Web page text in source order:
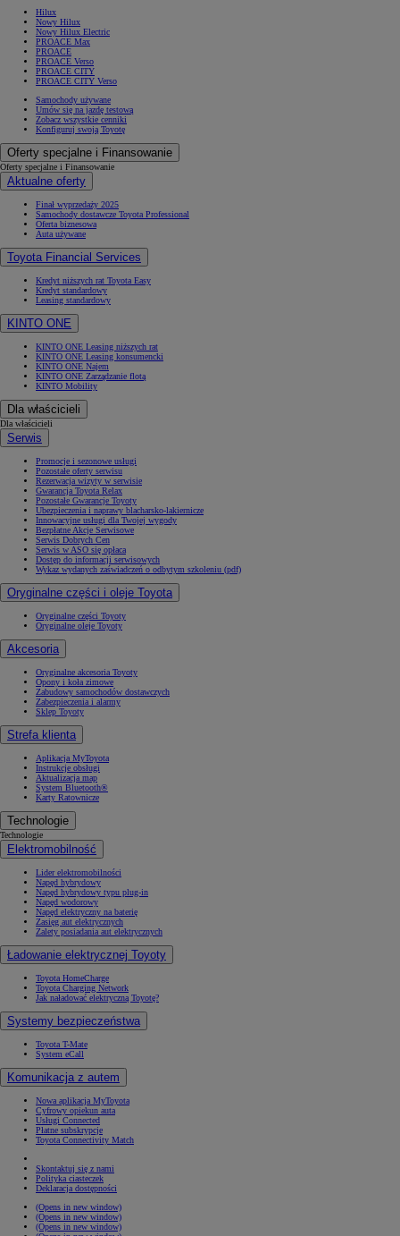
Hilux
Nowy Hilux
Nowy Hilux Electric
PROACE Max
PROACE
PROACE Verso
PROACE CITY
PROACE CITY Verso
Samochody używane
Umów się na jazdę testową
Zobacz wszystkie cenniki
Konfiguruj swoją Toyotę
Oferty specjalne i Finansowanie
Oferty specjalne i Finansowanie
Aktualne oferty
Finał wyprzedaży 2025
Samochody dostawcze Toyota Professional
Oferta biznesowa
Auta używane
Toyota Financial Services
Kredyt niższych rat Toyota Easy
Kredyt standardowy
Leasing standardowy
KINTO ONE
KINTO ONE Leasing niższych rat
KINTO ONE Leasing konsumencki
KINTO ONE Najem
KINTO ONE Zarządzanie flotą
KINTO Mobility
Dla właścicieli
Dla właścicieli
Serwis
Promocje i sezonowe usługi
Pozostałe oferty serwisu
Rezerwacja wizyty w serwisie
Gwarancja Toyota Relax
Pozostałe Gwarancje Toyoty
Ubezpieczenia i naprawy blacharsko-lakiernicze
Innowacyjne usługi dla Twojej wygody
Bezpłatne Akcje Serwisowe
Serwis Dobrych Cen
Serwis w ASO się opłaca
Dostęp do informacji serwisowych
Wykaz wydanych zaświadczeń o odbytym szkoleniu (pdf)
Oryginalne części i oleje Toyota
Oryginalne części Toyoty
Oryginalne oleje Toyoty
Akcesoria
Oryginalne akcesoria Toyoty
Opony i koła zimowe
Zabudowy samochodów dostawczych
Zabezpieczenia i alarmy
Sklep Toyoty
Strefa klienta
Aplikacja MyToyota
Instrukcje obsługi
Aktualizacja map
System Bluetooth®
Karty Ratownicze
Technologie
Technologie
Elektromobilność
Lider elektromobilności
Napęd hybrydowy
Napęd hybrydowy typu plug-in
Napęd wodorowy
Napęd elektryczny na baterię
Zasięg aut elektrycznych
Zalety posiadania aut elektrycznych
Ładowanie elektrycznej Toyoty
Toyota HomeCharge
Toyota Charging Network
Jak naładować elektryczną Toyotę?
Systemy bezpieczeństwa
Toyota T-Mate
System eCall
Komunikacja z autem
Nowa aplikacja MyToyota
Cyfrowy opiekun auta
Usługi Connected
Płatne subskrypcje
Toyota Connectivity Match
Skontaktuj się z nami
Polityka ciasteczek
Deklaracja dostępności
(Opens in new window)
(Opens in new window)
(Opens in new window)